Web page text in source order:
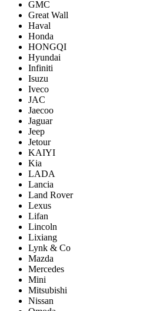
GMC
Great Wall
Haval
Honda
HONGQI
Hyundai
Infiniti
Isuzu
Iveco
JAC
Jaecoo
Jaguar
Jeep
Jetour
KAIYI
Kia
LADA
Lancia
Land Rover
Lexus
Lifan
Lincoln
Lixiang
Lynk & Co
Mazda
Mercedes
Mini
Mitsubishi
Nissan